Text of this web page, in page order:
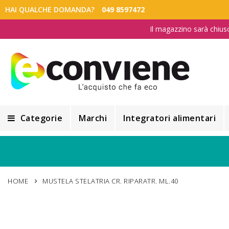
HAI QUALCHE DOMANDA? 049 8597472
Il magazzino sarà
Categorie
Alimentazione e Dietetica
Marchi Integratori alimentari
HOME MUSTELA STELATRIA CR. RIPARATR. ML.40